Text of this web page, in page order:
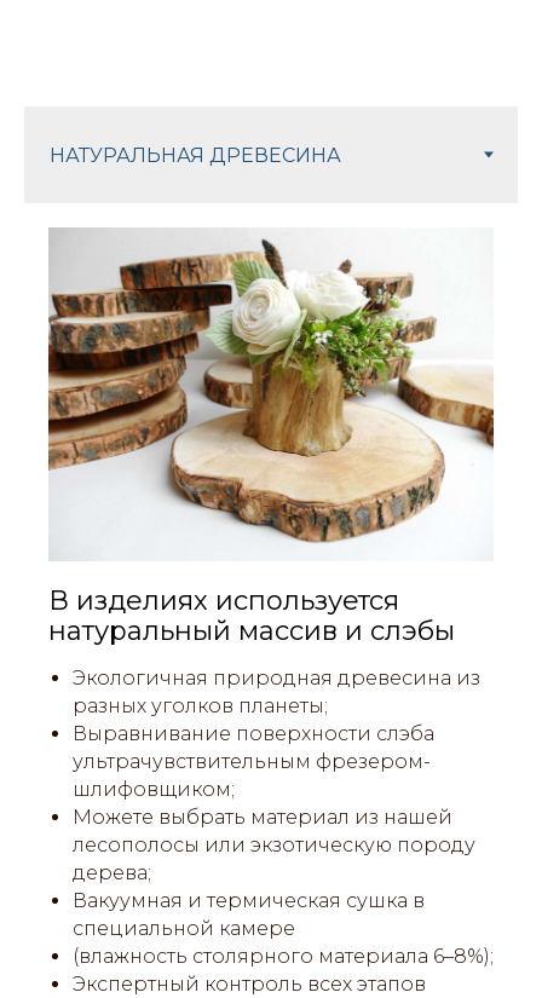
В изделиях используется
натуральный массив и слэбы
Экологичная природная древесина из
разных уголков планеты;
Выравнивание поверхности слэба
ультрачувствительным фрезером-
шлифовщиком;
Можете выбрать материал из нашей
лесополосы или экзотическую породу
дерева;
Вакуумная и термическая сушка в
специальной камере
(влажность столярного материала 6–8%);
Экспертный контроль всех этапов